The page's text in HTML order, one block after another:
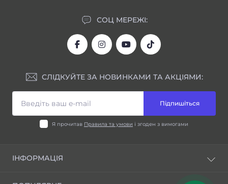
СОЦ МЕРЕЖІ:
СЛІДКУЙТЕ ЗА НОВИНКАМИ ТА АКЦІЯМИ:
Підпишіться
Я прочитав Правила та умови і згоден з вимогами
ІНФОРМАЦІЯ